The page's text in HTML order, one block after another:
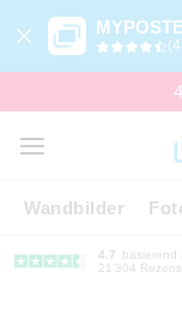
Wandbilder
4.7
basierend
21’304